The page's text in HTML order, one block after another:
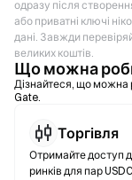
одразу після
або приватні ключі
дані. Завжди
великих коштів.
Що можна
Дізнайтеся, що можна
Gate.
Торгівля
Отримайте доступ
ринків для пар